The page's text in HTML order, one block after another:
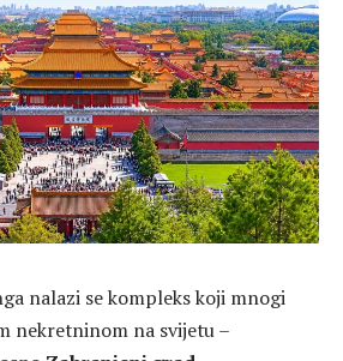
nalazi se kompleks koji mnogi
nekretninom na svijetu –